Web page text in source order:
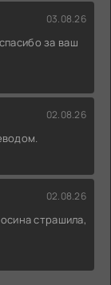
03.08.26
за ваш
02.08.26
02.08.26
страшила,